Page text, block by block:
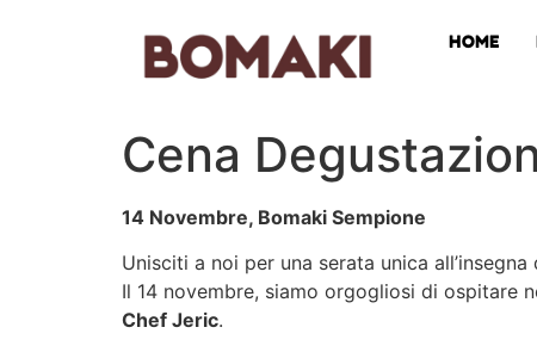
HOME
Cena
14 Novembre, Bomaki Sempione
Unisciti a noi per una serata unica
Il 14 novembre, siamo orgogliosi di ospitare
Chef Jeric.